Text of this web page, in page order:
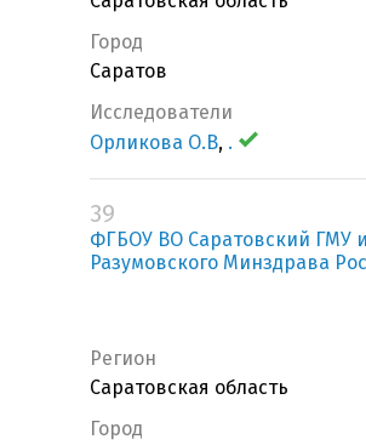
Город
Саратов
Исследователи
Орликова О.В, .
39
ФГБОУ ВО Саратовский ГМУ
Разумовского Минздрава
Регион
Саратовская область
Город